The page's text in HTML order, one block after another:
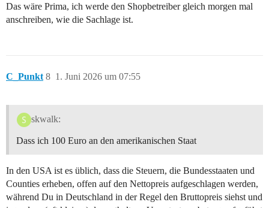
Das wäre Prima, ich werde den Shopbetreiber gleich morgen mal
anschreiben, wie die Sachlage ist.
C_Punkt 1. Juni 2026 um 07:55
8
skwalk:
Dass ich 100 Euro an den amerikanischen Staat
In den USA ist es üblich, dass die Steuern, die Bundesstaaten und
Counties erheben, offen auf den Nettopreis aufgeschlagen werden,
während Du in Deutschland in der Regel den Bruttopreis siehst und